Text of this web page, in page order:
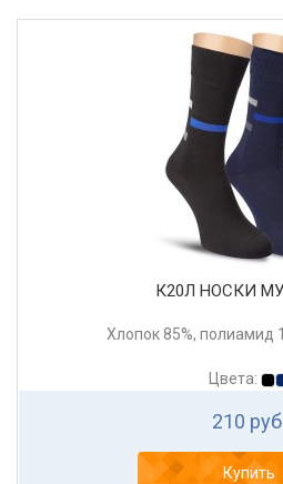
К20Л НОСКИ
Хлопок 85%, полиамид
Цвета:
210
Купить